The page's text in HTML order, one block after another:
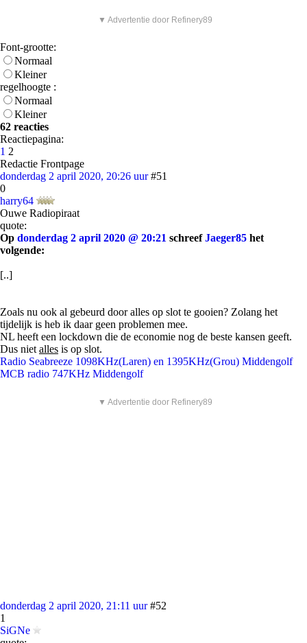
▼ Advertentie door Refinery89
Font-grootte:
Normaal
Kleiner
regelhoogte :
Normaal
Kleiner
62 reacties
Reactiepagina:
1 2
Redactie Frontpage
donderdag 2 april 2020, 20:26 uur #51
0
harry64
Ouwe Radiopiraat
quote:
Op donderdag 2 april 2020 @ 20:21 schreefJaeger85 het
volgende:
[..]
Zoals nu ook al gebeurd door alles op slot te gooien? Zolang het
tijdelijk is heb ik daar geen problemen mee.
NL heeft een lockdown die de economie nog de beste kansen geeft.
Dus niet alles is op slot.
Radio Seabreeze 1098KHz(Laren) en 1395KHz(Grou) Middengolf
MCB radio 747KHz Middengolf
▼ Advertentie door Refinery89
donderdag 2 april 2020, 21:11 uur #52
1
SiGNe